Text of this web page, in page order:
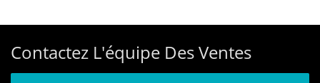
Contactez L'équipe Des Ventes